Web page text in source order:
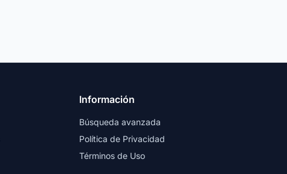
Información
Búsqueda avanzada
Política de Privacidad
Términos de Uso